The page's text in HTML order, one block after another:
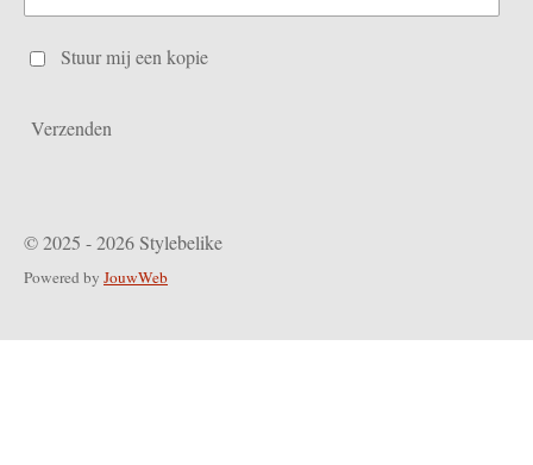
Stuur mij een kopie
Verzenden
© 2025 - 2026 Stylebelike
Powered by JouwWeb